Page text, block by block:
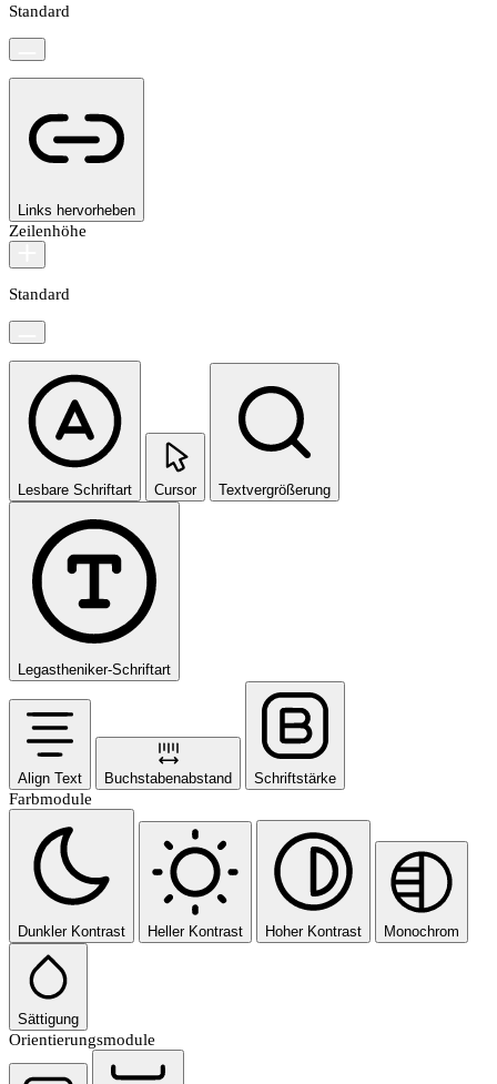
Standard
Links hervorheben
Zeilenhöhe
Standard
Lesbare Schriftart Cursor Textvergrößerung
Legastheniker-Schriftart
Align Text Buchstabenabstand Schriftstärke
Farbmodule
Dunkler Kontrast Heller Kontrast Hoher Kontrast Monochrom
Sättigung
Orientierungsmodule